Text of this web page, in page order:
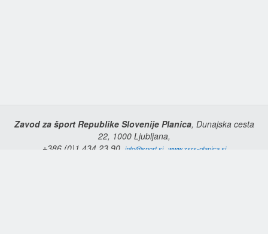
Zavod za šport Republike Slovenije Planica, Dunajska cesta
22, 1000 Ljubljana,
+386 (0)1 434 23 90, info@sport.si, www.zsrs-planica.si